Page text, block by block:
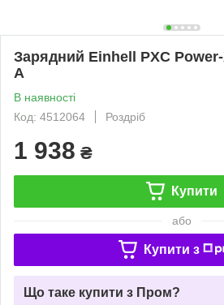
Зарядний Einhell PXC
A
В наявності
Код: 4512064
Роздріб
1 938 ₴
Купити
або
Купити з
Що таке купити з Пром?